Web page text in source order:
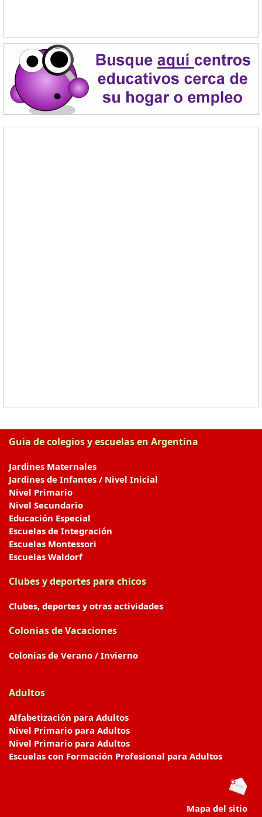
Guia de colegios y escuelas en Argentina
Jardines Maternales
Jardines de Infantes / Nivel Inicial
Nivel Primario
Nivel Secundario
Educación Especial
Escuelas de Integración
Escuelas Montessori
Escuelas Waldorf
Clubes y deportes para chicos
Clubes, deportes y otras actividades
Colonias de Vacaciones
Colonias de Verano / Invierno
Adultos
Alfabetización para Adultos
Nivel Primario para Adultos
Nivel Primario para Adultos
Escuelas con Formación Profesional para Adultos
Mapa del sitio